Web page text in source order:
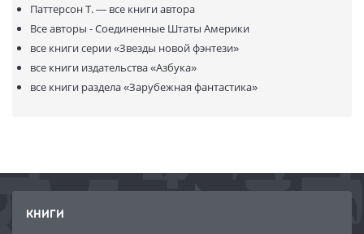
Паттерсон Т. — все книги автора
Все авторы - Соединенные Штаты Америки
все книги серии«Звезды новой фэнтези»
все книги издательства«Азбука»
все книги раздела«Зарубежная фантастика»
КНИГИ